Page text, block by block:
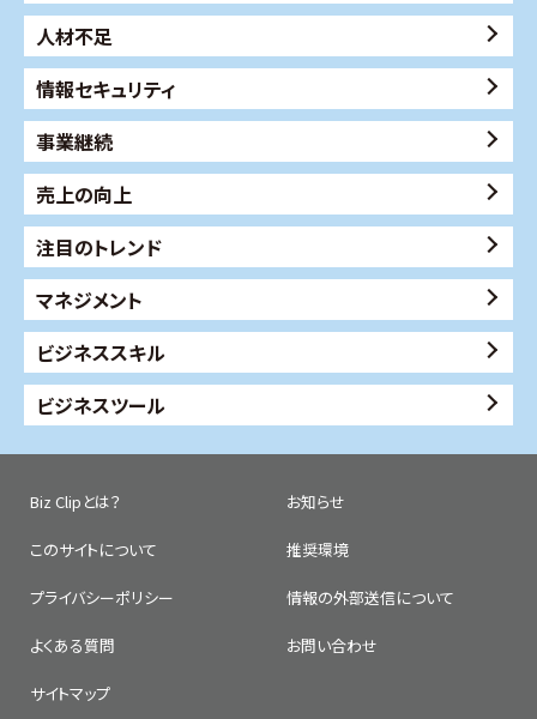
人材不足
情報セキュリティ
事業継続
売上の向上
注目のトレンド
マネジメント
ビジネススキル
ビジネスツール
Biz Clipとは？ お知らせ
このサイトについて 推奨環境
プライバシーポリシー 情報の外部送信について
よくある質問 お問い合わせ
サイトマップ